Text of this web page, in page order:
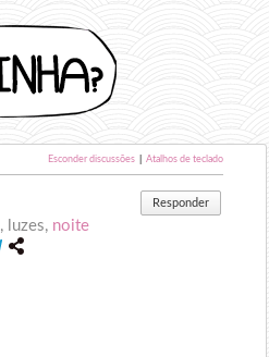
Esconder discussões Atalhos de teclado
Responder
, luzes, noite